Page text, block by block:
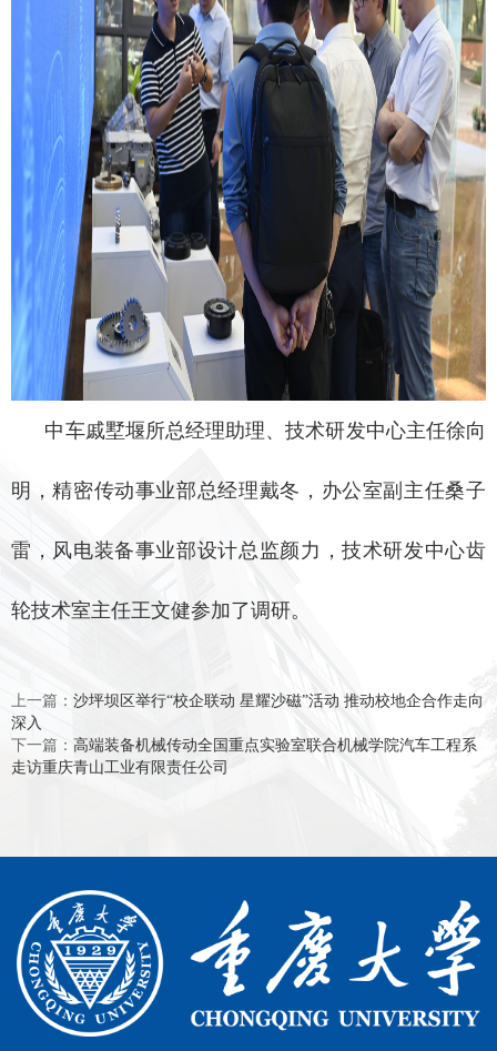
中车戚墅堰所总经理助理、技术研发中心主任徐向
明，精密传动事业部总经理戴冬，办公室副主任桑子
雷，风电装备事业部设计总监颜力，技术研发中心齿
轮技术室主任王文健参加了调研。
上一篇： 沙坪坝区举行“校企联动 星耀沙磁”活动 推动校地企合作走向
深入
下一篇： 高端装备机械传动全国重点实验室联合机械学院汽车工程系
走访重庆青山工业有限责任公司